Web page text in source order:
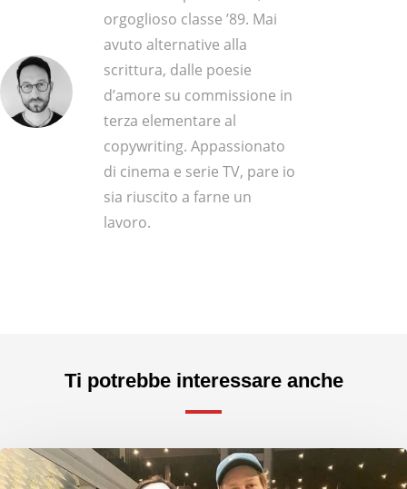
orgoglioso classe ’89. Mai
avuto alternative alla
scrittura, dalle poesie
d’amore su commissione in
terza elementare al
copywriting. Appassionato
di cinema e serie TV, pare io
sia riuscito a farne un
lavoro.
Ti potrebbe interessare anche